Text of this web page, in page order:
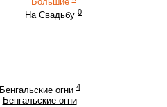
На Свадьбу 0
Бенгальские огни 4
Бенгальские огни